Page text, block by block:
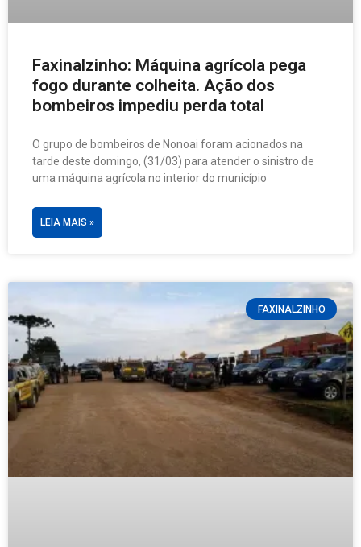
Faxinalzinho: Máquina agrícola pega
fogo durante colheita. Ação dos
bombeiros impediu perda total
O grupo de bombeiros de Nonoai foram acionados na
tarde deste domingo, (31/03) para atender o sinistro de
uma máquina agrícola no interior do município
LEIA MAIS »
FAXINALZINHO